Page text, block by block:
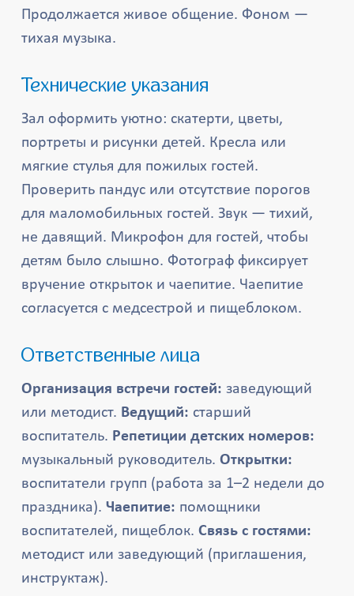
Продолжается живое общение. Фоном —
тихая музыка.
Технические указания
Зал оформить уютно: скатерти, цветы,
портреты и рисунки детей. Кресла или
мягкие стулья для пожилых гостей.
Проверить пандус или отсутствие порогов
для маломобильных гостей. Звук — тихий,
не давящий. Микрофон для гостей, чтобы
детям было слышно. Фотограф фиксирует
вручение открыток и чаепитие. Чаепитие
согласуется с медсестрой и пищеблоком.
Ответственные лица
Организация встречи гостей: заведующий
или методист. Ведущий: старший
воспитатель. Репетиции детских номеров:
музыкальный руководитель.Открытки:
воспитатели групп (работа за 1–2 недели до
праздника).Чаепитие: помощники
воспитателей, пищеблок.Связь с гостями:
методист или заведующий (приглашения,
инструктаж).